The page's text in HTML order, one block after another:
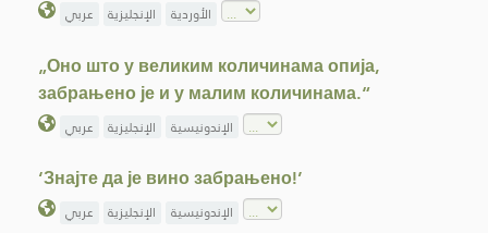
عربي الإنجليزية الأوردية
„Оно што у великим количинама опија,
забрањено је и у малим количинама.“
عربي الإنجليزية الإندونيسية
‘Знајте да је вино забрањено!’
عربي الإنجليزية الإندونيسية